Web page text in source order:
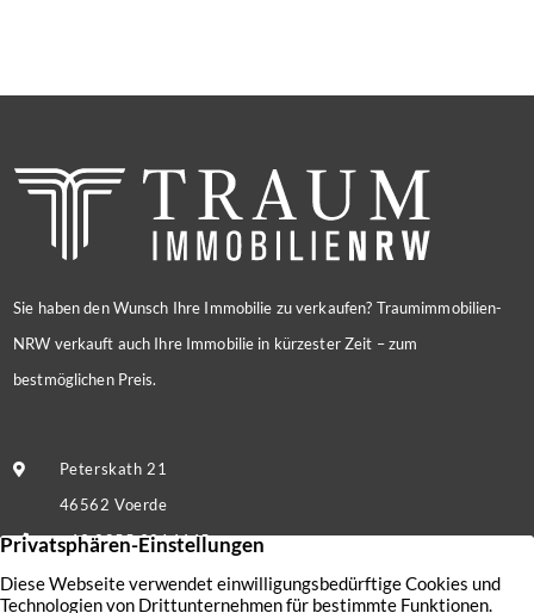
Sie haben den Wunsch Ihre Immobilie zu verkaufen? Traumimmobilien-
NRW verkauft auch Ihre Immobilie in kürzester Zeit – zum
bestmöglichen Preis.
Peterskath 21
46562 Voerde
+49 2855 9214445
Nachricht senden